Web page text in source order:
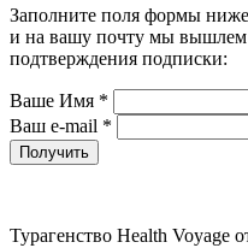
Заполните поля формы
и на вашу почту мы вышлем
подтверждения подписки:
Ваше Имя *
Ваш e-mail *
Турагенство Health Voyage